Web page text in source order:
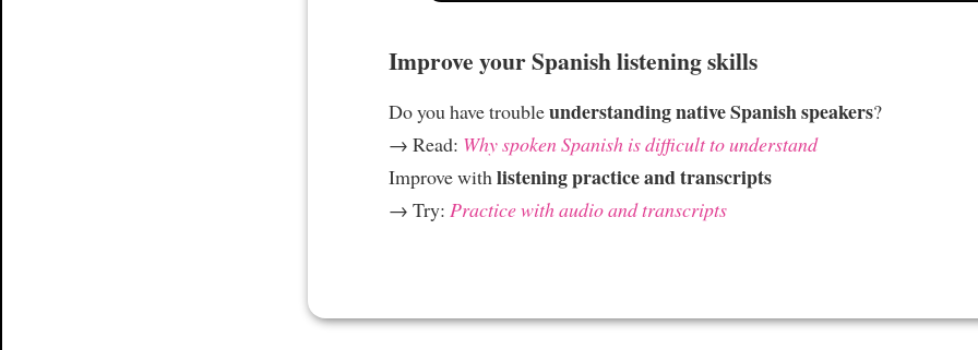
Improve your Spanish listening skills
Do you have troubleunderstanding native Spanish speakers?
→ Read: Why spoken Spanish is difficult to understand
Improve with listening practice and transcripts
→ Try: Practice with audio and transcripts